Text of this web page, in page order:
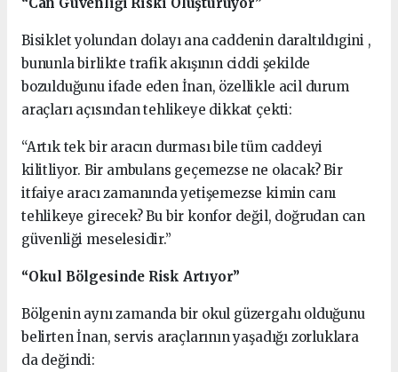
Bisiklet yolundan dolayı ana caddenin daraltıldıgini ,
bununla birlikte trafik akışının ciddi şekilde
bozulduğunu ifade eden İnan, özellikle acil durum
araçları açısından tehlikeye dikkat çekti:
“Artık tek bir aracın durması bile tüm caddeyi
kilitliyor. Bir ambulans geçemezse ne olacak? Bir
itfaiye aracı zamanında yetişemezse kimin canı
tehlikeye girecek? Bu bir konfor değil, doğrudan can
güvenliği meselesidir.”
“Okul Bölgesinde Risk Artıyor”
Bölgenin aynı zamanda bir okul güzergahı olduğunu
belirten İnan, servis araçlarının yaşadığı zorluklara
da değindi: